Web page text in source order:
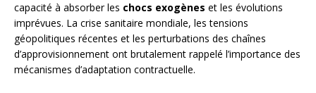
capacité à absorber les chocs exogènes et les évolutions
imprévues. La crise sanitaire mondiale, les tensions
géopolitiques récentes et les perturbations des chaînes
d’approvisionnement ont brutalement rappelé l’importance des
mécanismes d’adaptation contractuelle.